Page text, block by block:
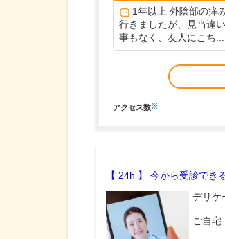
1年以上 外陰部の痒
行きましたが、見当違
事もなく、友人にこち...
アクセス数※
【 24h 】 今から受診でき
デリケ
ご自宅